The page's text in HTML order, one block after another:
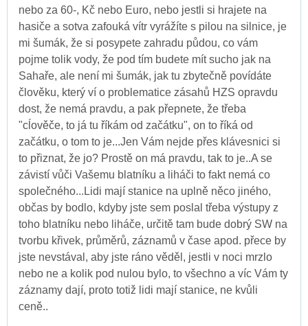
nebo za 60-, Kč nebo Euro, nebo jestli si hrajete na
hasiče a sotva zafouká vítr vyrážíte s pilou na silnice, je
mi šumák, že si posypete zahradu půdou, co vám
pojme tolik vody, že pod tím budete mít sucho jak na
Sahaře, ale není mi šumák, jak tu zbytečně povídáte
člověku, který ví o problematice zásahů HZS opravdu
dost, že nemá pravdu, a pak přepnete, že třeba
"cĺověče, to já tu říkám od začátku", on to říká od
začátku, o tom to je...Jen Vám nejde přes klávesnici si
to přiznat, že jo? Prostě on má pravdu, tak to je..A se
závistí vůči Vašemu blatníku a liháči to fakt nemá co
společného...Lidi mají stanice na uplně něco jiného,
občas by bodlo, kdyby jste sem poslal třeba výstupy z
toho blatníku nebo liháče, určitě tam bude dobrý SW na
tvorbu křivek, průměrů, záznamů v čase apod. přece by
jste nevstával, aby jste ráno věděl, jestli v noci mrzlo
nebo ne a kolik pod nulou bylo, to všechno a víc Vám ty
záznamy dají, proto totiž lidi mají stanice, ne kvůli
ceně..